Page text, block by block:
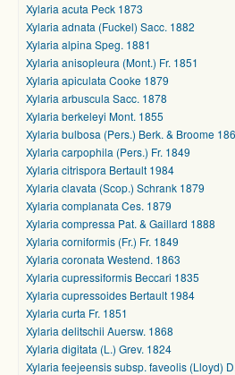
Xylaria acuta Peck 1873
Xylaria adnata (Fuckel) Sacc. 1882
Xylaria alpina Speg. 1881
Xylaria anisopleura (Mont.) Fr. 1851
Xylaria apiculata Cooke 1879
Xylaria arbuscula Sacc. 1878
Xylaria berkeleyi Mont. 1855
Xylaria bulbosa (Pers.) Berk. & Broome
Xylaria carpophila (Pers.) Fr. 1849
Xylaria citrispora Bertault 1984
Xylaria clavata (Scop.) Schrank 1879
Xylaria complanata Ces. 1879
Xylaria compressa Pat. & Gaillard 1888
Xylaria corniformis (Fr.) Fr. 1849
Xylaria coronata Westend. 1863
Xylaria cupressiformis Beccari 1835
Xylaria cupressoides Bertault 1984
Xylaria curta Fr. 1851
Xylaria delitschii Auersw. 1868
Xylaria digitata (L.) Grev. 1824
Xylaria feejeensis subsp. faveolis (Lloyd)